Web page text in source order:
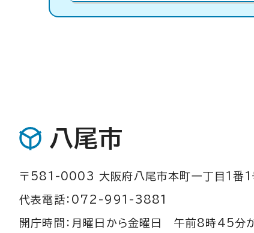
八尾市
〒581-0003 大阪府八尾市本町一丁目1番1
代表電話：072-991-3881
開庁時間：月曜日から金曜日 午前8時45分か